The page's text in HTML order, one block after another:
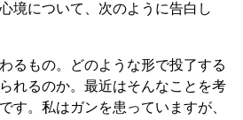
境について、次のように告白し
るもの。どのような形で投了する
れるのか。最近はそんなことを考
す。私はガンを患っていますが、